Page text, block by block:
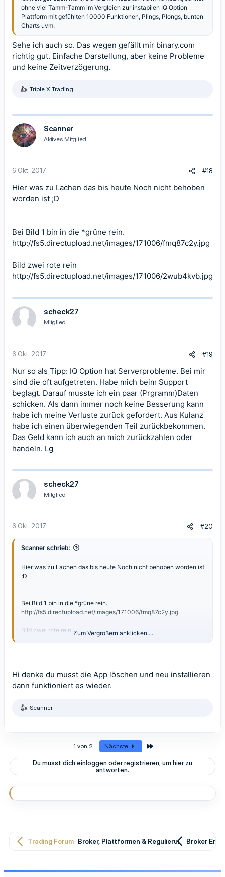
ohne viel Tamm-Tamm im Vergleich zur instabilen IQ Option
Plattform mit gefühlten 10000 Funktionen, Plings, Plongs, bunten
Charts uvm.
Sehe ich auch so. Das wegen gefällt mir binary.com
richtig gut. Einfache Darstellung, aber keine Probleme
und keine Zeitverzögerung.
R
k
t
i
o
n
:
Triple X Trading
Scanner
Aktives Mitglied
6 Okt. 2017 #18
Hier was zu Lachen das bis heute Noch nicht behoben
worden ist ;D
Bei Bild 1 bin in die *grüne rein.
http://fs5.directupload.net/images/171006/fmq87c2y.jpg
Bild zwei rote rein
http://fs5.directupload.net/images/171006/2wub4kvb.jpg
scheck27
Mitglied
6 Okt. 2017 #19
Nur so als Tipp: IQ Option hat Serverprobleme. Bei mir
sind die oft aufgetreten. Habe mich beim Support
beglagt. Darauf musste ich ein paar (Prgramm)Daten
schicken. Als dann immer noch keine Besserung kann
habe ich meine Verluste zurück gefordert. Aus Kulanz
habe ich einen überwiegenden Teil zurückbekommen.
Das Geld kann ich auch an mich zurückzahlen oder
handeln. Lg
scheck27
Mitglied
6 Okt. 2017 #20
Scanner schrieb:
Hier was zu Lachen das bis heute Noch nicht behoben worden ist
;D
Bei Bild 1 bin in die *grüne rein.
http://fs5.directupload.net/images/171006/fmq87c2y.jpg
Bild zwei rote rein
http://fs5.directupload.net/images/171006/2wub4kvb.jpg
Zum Vergrößern anklicken....
Hi denke du musst die App löschen und neu installieren
dann funktioniert es wieder.
R
o
e
Scanner
1 von 2 Nächste
Du musst dich einloggen oder registrieren, um hier zu
antworten.
Trading Forum Broker, Plattformen & Regulierung Broker